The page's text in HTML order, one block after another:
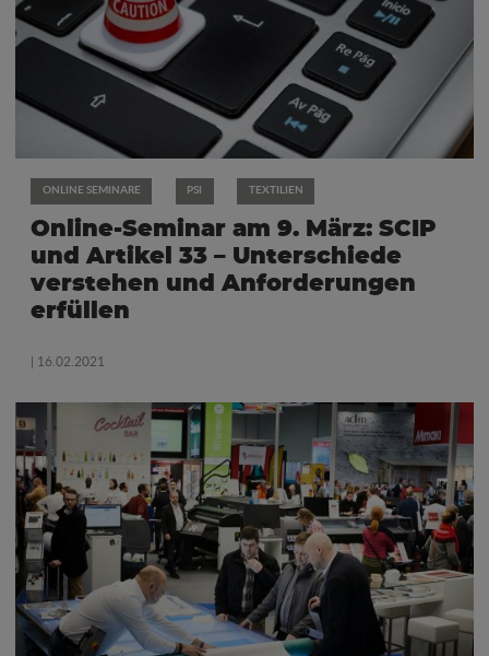
ONLINE SEMINARE PSI TEXTILIEN
Online-Seminar am 9. März: SCIP
und Artikel 33 – Unterschiede
verstehen und Anforderungen
erfüllen
| 16.02.2021